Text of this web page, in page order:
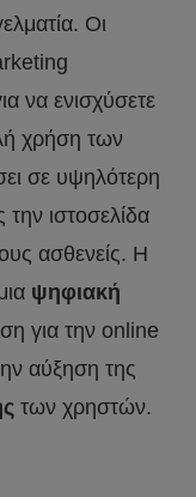
Οι
να ενισχύσετε
χρήση των
σε υψηλότερη
ιστοσελίδα
ασθενείς. Η
ψηφιακή
για την online
αύξηση της
των χρηστών.